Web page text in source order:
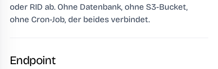
oder RID ab. Ohne Datenbank, ohne S3-Bucket,
ohne Cron-Job, der beides verbindet.
Endpoint